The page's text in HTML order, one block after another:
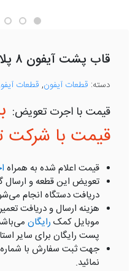
قاب پشت آیفون ۸ پلاس اپل
دسته: قطعات آیفون, قطعات آیفون 8
قیمت با شرکت
قیمت اعلام شده به همراه
تعویض این قطعه و ارسال
دریافت دستگاه انجام
هزینه ارسال و دریافت
موبایل کمک رایگان
پست رایگان برای سایر
جهت ثبت سفارش با شماره
نمائید.